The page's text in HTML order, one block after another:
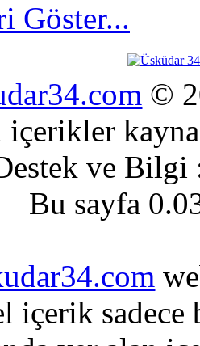
Göster...
©
içerikler
ve
Bu sayfa
içerik sadece